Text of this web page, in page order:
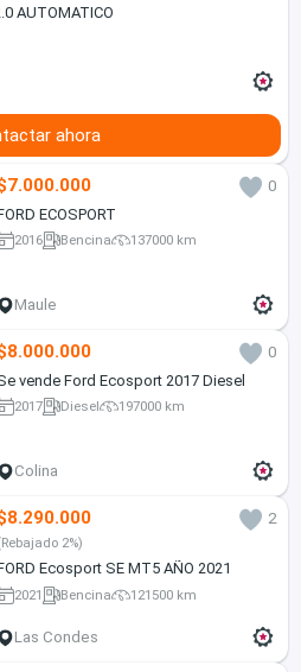
AUTOMATICO
ahora
0
ECOSPORT
2016 Bencina 137000 km
Maule
0
vende Ford Ecosport 2017 Diesel
2017 Diesel 197000 km
Colina
2
2%)
Ecosport SE MT5 AÑO 2021
2021 Bencina 121500 km
Las Condes